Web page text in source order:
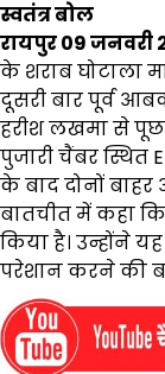
स्वतंत्र बोल
रायपुर 09 जनवरी
के शराब घोटाला
दूसरी बार पूर्व
हरीश लखमा से
पुजारी चैंबर स्थित
के बाद दोनों बाहर
बातचीत में कहा
किया है। उन्होंने
परेशान करने की